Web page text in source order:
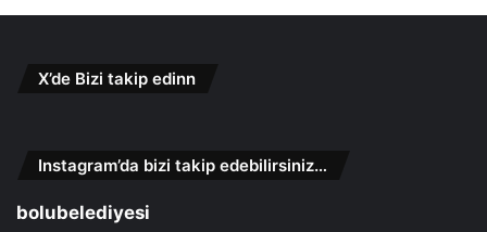
X’de Bizi takip edinn
Instagram’da bizi takip edebilirsiniz…
bolubelediyesi